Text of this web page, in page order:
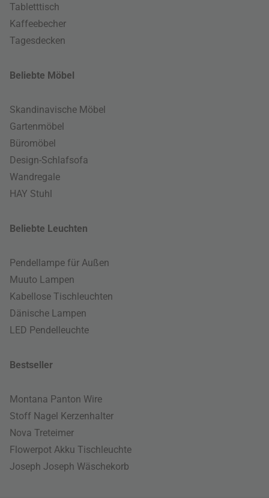
Tabletttisch
Kaffeebecher
Tagesdecken
Beliebte Möbel
Skandinavische Möbel
Gartenmöbel
Büromöbel
Design-Schlafsofa
Wandregale
HAY Stuhl
Beliebte Leuchten
Pendellampe für Außen
Muuto Lampen
Kabellose Tischleuchten
Dänische Lampen
LED Pendelleuchte
Bestseller
Montana Panton Wire
Stoff Nagel Kerzenhalter
Nova Treteimer
Flowerpot Akku Tischleuchte
Joseph Joseph Wäschekorb